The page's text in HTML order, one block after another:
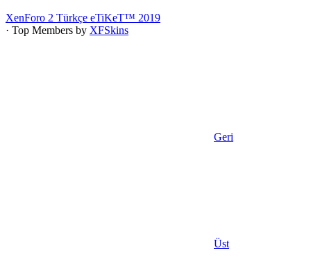
XenForo 2 Türkçe eTiKeT™ 2019
· Top Members by XFSkins
Geri
Üst